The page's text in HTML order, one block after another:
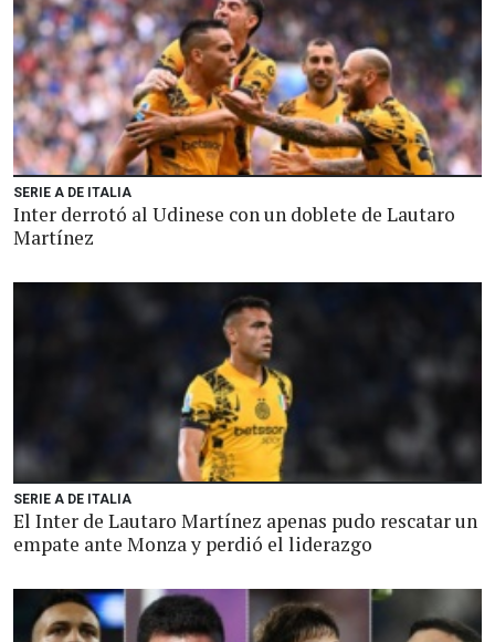
SERIE A DE ITALIA
Inter derrotó al Udinese con un doblete de Lautaro
Martínez
SERIE A DE ITALIA
El Inter de Lautaro Martínez apenas pudo rescatar un
empate ante Monza y perdió el liderazgo